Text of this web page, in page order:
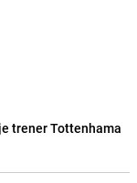
trener Tottenhama